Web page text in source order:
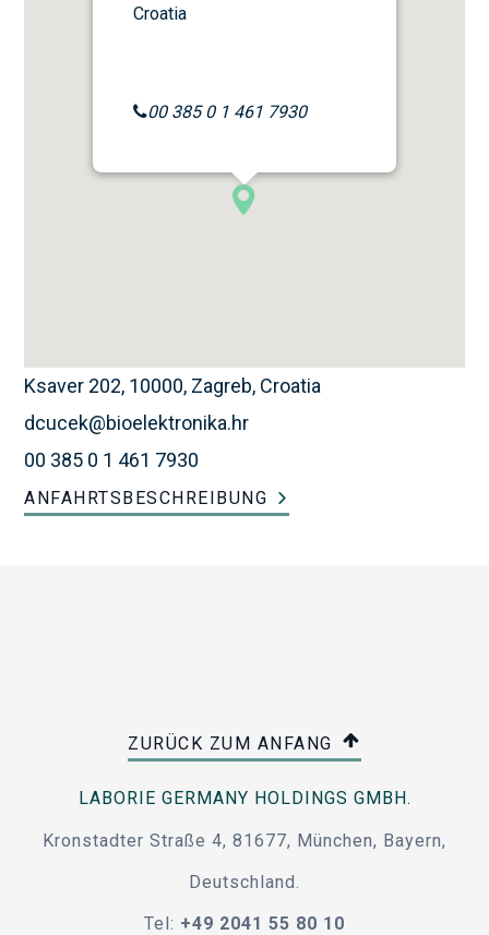
Croatia
00 385 0 1 461 7930
Ksaver 202, 10000, Zagreb, Croatia
dcucek@bioelektronika.hr
00 385 0 1 461 7930
ANFAHRTSBESCHREIBUNG
ZURÜCK ZUM ANFANG
LABORIE GERMANY HOLDINGS GMBH.
Kronstadter Straße 4, 81677, München, Bayern,
Deutschland.
Tel: +49 2041 55 80 10